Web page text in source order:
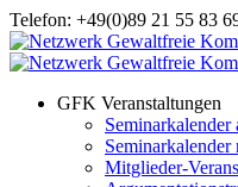
Zum
Inhalt
springen
Telefon: +49(0)89 21 55 83
Einloggen
Seminarkalender
Infos
zum
GFK Veranstaltungen
Seminarkalender
Seminarkalender
Mitglieder-